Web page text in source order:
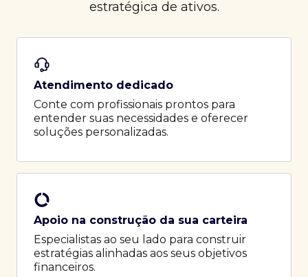
estratégica de ativos.
Atendimento dedicado
Conte com profissionais prontos para
entender suas necessidades e oferecer
soluções personalizadas.
Apoio na construção da sua carteira
Especialistas ao seu lado para construir
estratégias alinhadas aos seus objetivos
financeiros.